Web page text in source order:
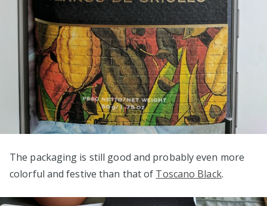
The packaging is still good and probably even more
colorful and festive than that of Toscano Black.